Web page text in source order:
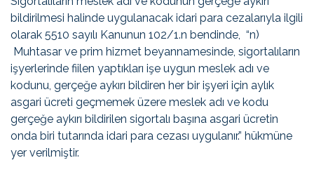
bildirilmesi halinde uygulanacak idari para cezalarıyla ilgili
olarak 5510 sayılı Kanunun 102/1.n bendinde, “n)
Muhtasar ve prim hizmet beyannamesinde, sigortalıların
işyerlerinde fiilen yaptıkları işe uygun meslek adı ve
kodunu, gerçeğe aykırı bildiren her bir işyeri için aylık
asgari ücreti geçmemek üzere meslek adı ve kodu
gerçeğe aykırı bildirilen sigortalı başına asgari ücretin
onda biri tutarında idari para cezası uygulanır.” hükmüne
yer verilmiştir.